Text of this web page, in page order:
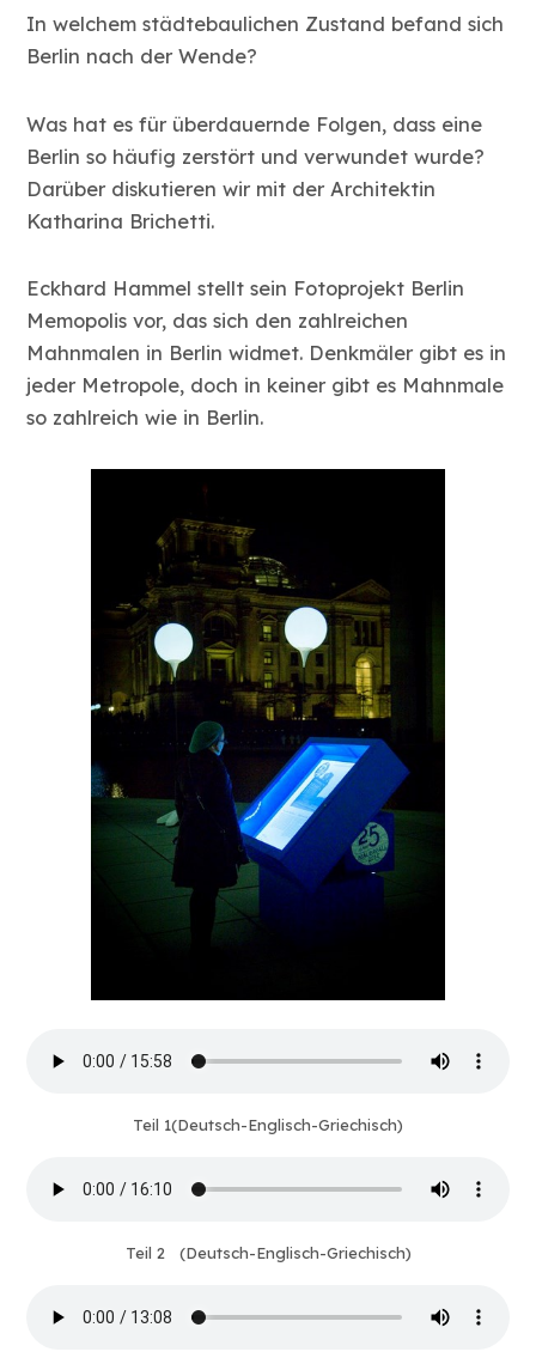
In welchem städtebaulichen Zustand befand sich
Berlin nach der Wende?
Was hat es für überdauernde Folgen, dass eine
Berlin so häufig zerstört und verwundet wurde?
Darüber diskutieren wir mit der Architektin
Katharina Brichetti.
Eckhard Hammel stellt sein Fotoprojekt Berlin
Memopolis vor, das sich den zahlreichen
Mahnmalen in Berlin widmet. Denkmäler gibt es in
jeder Metropole, doch in keiner gibt es Mahnmale
so zahlreich wie in Berlin.
Teil 1(Deutsch-Englisch-Griechisch)
Teil 2 (Deutsch-Englisch-Griechisch)